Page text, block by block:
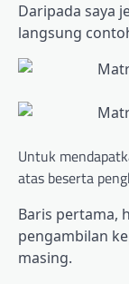
Daripada saya
langsung
Untuk
atas beserta
Baris pertama,
pengambilan
masing.